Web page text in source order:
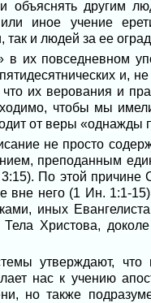
другим
иное учение
и людей за ее
в их повседневном
и,
их верования и
чтобы мы
от веры
не просто
преподанным
По этой
него (1 Ин. 1:1-
иных
Христова,
утверждают,
нас к учению
но также